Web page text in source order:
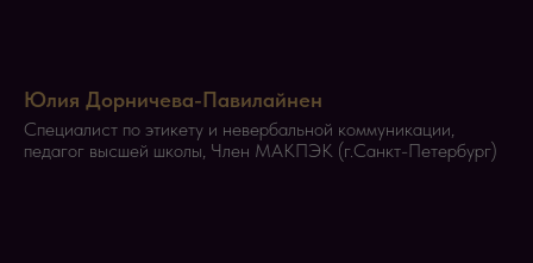
Юлия Дорничева-Павилайнен
Специалист по этикету и невербальной коммуникации,
педагог высшей школы, Член МАКПЭК (г.Санкт-Петербург)